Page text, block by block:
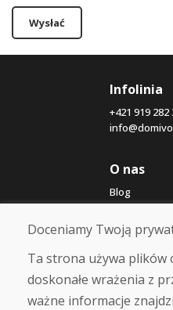
Wysłać
Infolinia
+421 919 282
O nas
Blog
O nas
Sklep
Kontakt
Zakup
Sklep
Doceniamy Twoją
Ta strona używa plików
doskonałe wrażenia z
ważne informacje